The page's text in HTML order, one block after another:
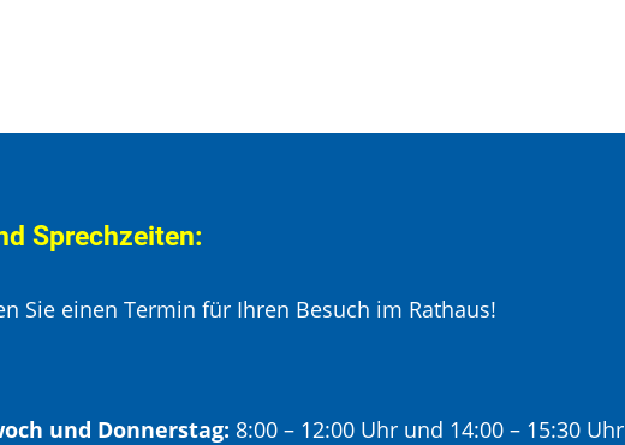
Sprechzeiten:
Sie einen Termin für Ihren Besuch im Rathaus!
und Donnerstag: 8:00 – 12:00 Uhr und 14:00 – 15:30 Uhr